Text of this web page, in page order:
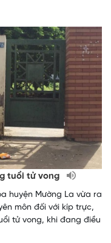
tuổi tử vong
huyện Mường La vừa ra
môn đối với kíp trực,
tử vong, khi đang điều